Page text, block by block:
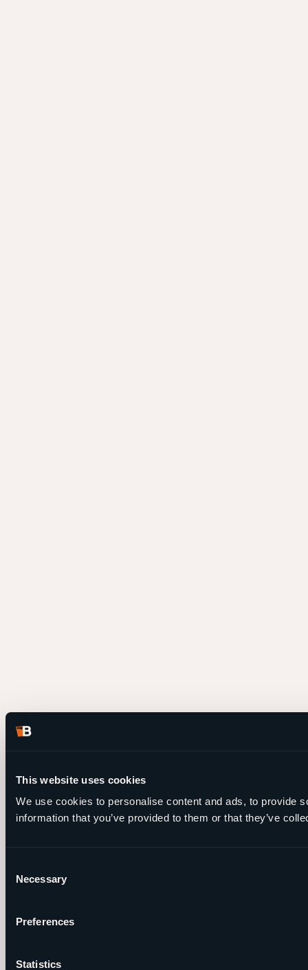
This website uses cookies
We use cookies to personalise content and ads, to provide
information that you’ve provided to them or that they’ve
Selection
Necessary
Preferences
Statistics